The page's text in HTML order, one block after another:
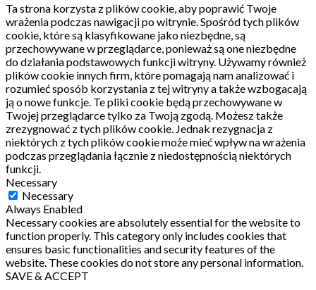
Ta strona korzysta z plików cookie, aby poprawić Twoje
wrażenia podczas nawigacji po witrynie. Spośród tych plików
cookie, które są klasyfikowane jako niezbędne, są
przechowywane w przeglądarce, ponieważ są one niezbędne
do działania podstawowych funkcji witryny. Używamy również
plików cookie innych firm, które pomagają nam analizować i
rozumieć sposób korzystania z tej witryny a także wzbogacają
ją o nowe funkcje. Te pliki cookie będą przechowywane w
Twojej przeglądarce tylko za Twoją zgodą. Możesz także
zrezygnować z tych plików cookie. Jednak rezygnacja z
niektórych z tych plików cookie może mieć wpływ na wrażenia
podczas przeglądania łącznie z niedostępnością niektórych
funkcji.
Necessary
Necessary
Always Enabled
Necessary cookies are absolutely essential for the website to
function properly. This category only includes cookies that
ensures basic functionalities and security features of the
website. These cookies do not store any personal information.
SAVE & ACCEPT